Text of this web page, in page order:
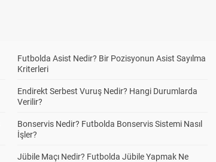
Futbolda Asist Nedir? Bir Pozisyonun Asist Sayılma
Kriterleri
Endirekt Serbest Vuruş Nedir? Hangi Durumlarda
Verilir?
Bonservis Nedir? Futbolda Bonservis Sistemi Nasıl
İşler?
Jübile Maçı Nedir? Futbolda Jübile Yapmak Ne